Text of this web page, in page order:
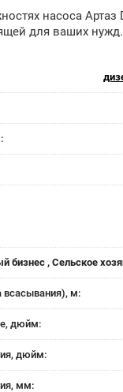
насоса Артаз
для ваших
бизнес , Сельское
всасывания), м:
дюйм:
дюйм:
мм: